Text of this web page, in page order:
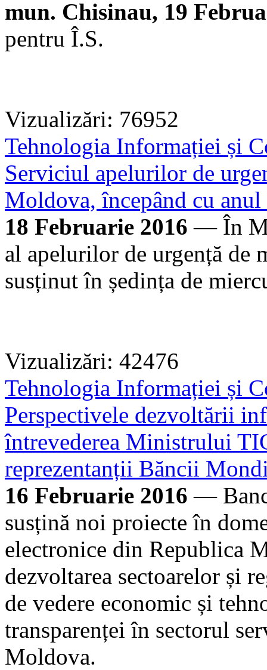
mun. Chisinau, 19
pentru Î.S.
Vizualizări: 76952
Tehnologia Informației și
Serviciul apelurilor de
Moldova, începând cu anul
18 Februarie 2016 — În
al apelurilor de urgență de
susținut în ședința de
Vizualizări: 42476
Tehnologia Informației și
Perspectivele dezvoltării
întrevederea Ministrului
reprezentanții Băncii
16 Februarie 2016 —
susțină noi proiecte în
electronice din Republica
dezvoltarea sectoarelor și
de vedere economic și
transparenței în sectorul
Moldova.